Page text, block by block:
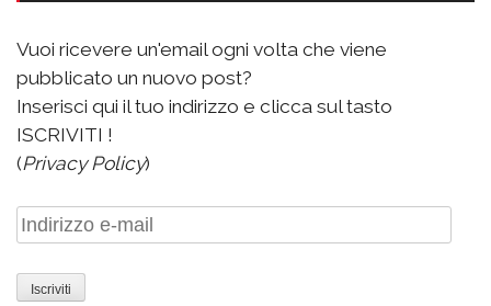
Vuoi ricevere un'email ogni volta che viene
pubblicato un nuovo post?
Inserisci qui il tuo indirizzo e clicca sul tasto
ISCRIVITI !
(Privacy Policy)
Indirizzo
e-
mail